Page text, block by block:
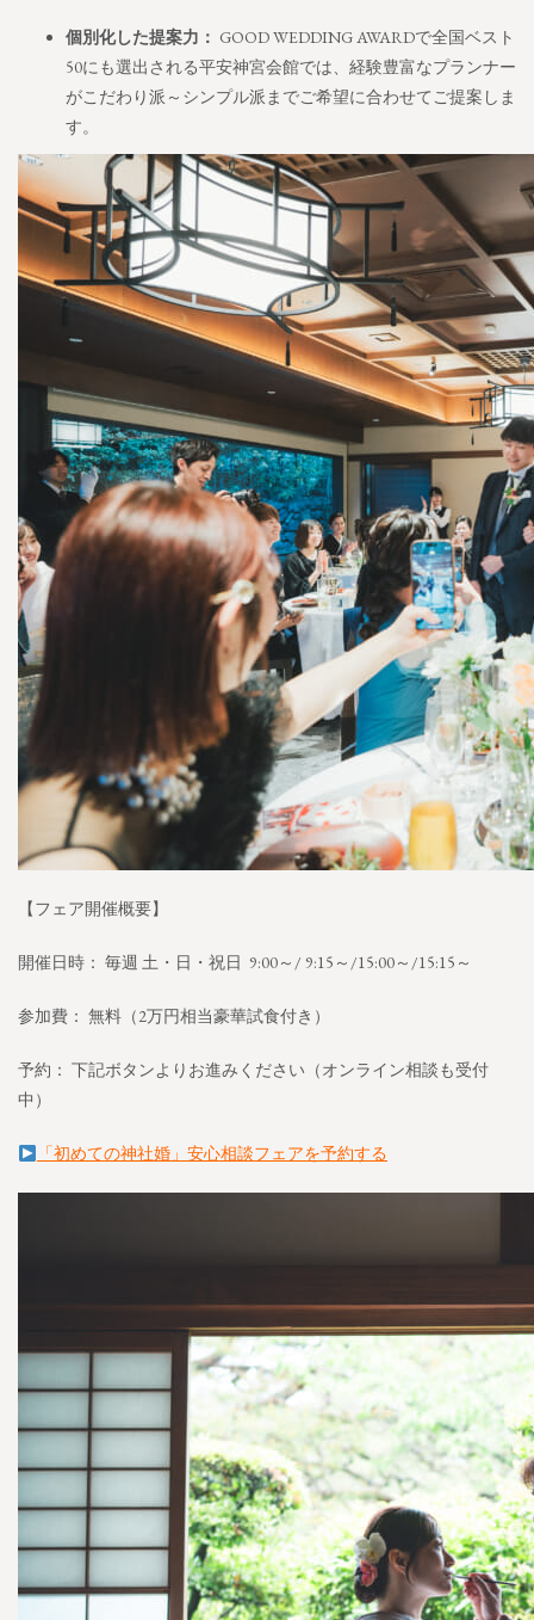
個別化した提案力： GOOD WEDDING AWARDで全国ベスト
50にも選出される平安神宮会館では、経験豊富なプランナー
がこだわり派～シンプル派までご希望に合わせてご提案しま
す。
【フェア開催概要】
開催日時： 毎週 土・日・祝日 9:00～/ 9:15～/15:00～/15:15～
参加費： 無料（2万円相当豪華試食付き）
予約： 下記ボタンよりお進みください（オンライン相談も受付
中）
「初めての神社婚」安心相談フェアを予約する